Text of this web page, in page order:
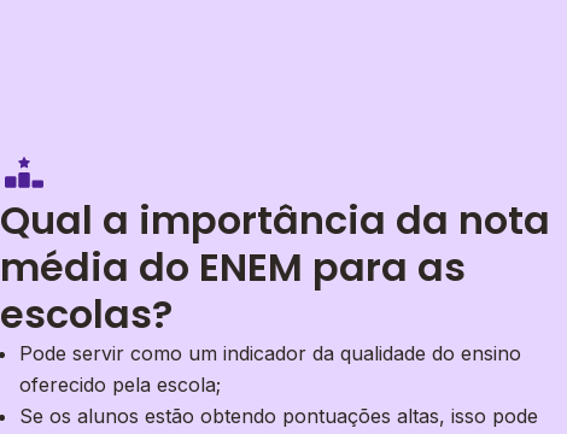
Qual a importância da nota
média do ENEM para as
escolas?
Pode servir como um indicador da qualidade do ensino
oferecido pela escola;
Se os alunos estão obtendo pontuações altas, isso pode